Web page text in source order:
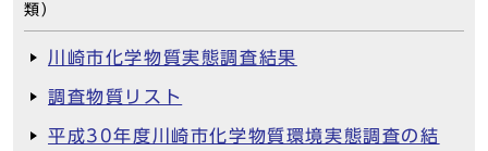
類）
川崎市化学物質実態調査結果
調査物質リスト
平成30年度川崎市化学物質環境実態調査の結